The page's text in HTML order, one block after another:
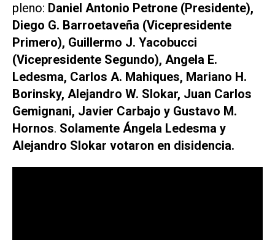
pleno: Daniel Antonio Petrone (Presidente),
Diego G. Barroetaveña (Vicepresidente
Primero), Guillermo J. Yacobucci
(Vicepresidente Segundo), Angela E.
Ledesma, Carlos A. Mahiques, Mariano H.
Borinsky, Alejandro W. Slokar, Juan Carlos
Gemignani, Javier Carbajo y Gustavo M.
Hornos. Solamente Ángela Ledesma y
Alejandro Slokar votaron en disidencia.